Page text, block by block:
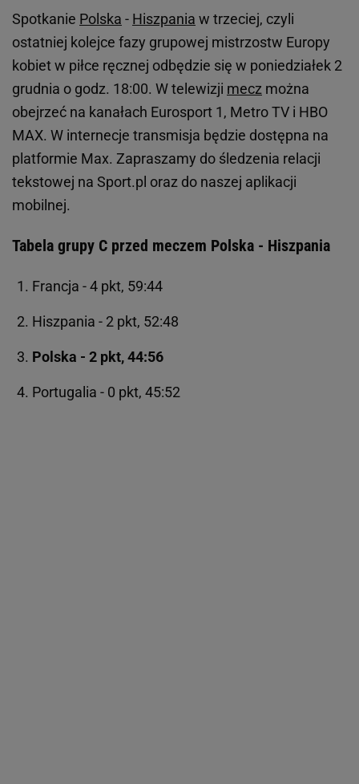
Spotkanie Polska - Hiszpania w trzeciej, czyli
ostatniej kolejce fazy grupowej mistrzostw Europy
kobiet w piłce ręcznej odbędzie się w poniedziałek 2
grudnia o godz. 18:00. W telewizji mecz można
obejrzeć na kanałach Eurosport 1, Metro TV i HBO
MAX. W internecje transmisja będzie dostępna na
platformie Max. Zapraszamy do śledzenia relacji
tekstowej na Sport.pl oraz do naszej aplikacji
mobilnej.
Tabela grupy C przed meczem Polska - Hiszpania
Francja - 4 pkt, 59:44
Hiszpania - 2 pkt, 52:48
Polska - 2 pkt, 44:56
Portugalia - 0 pkt, 45:52